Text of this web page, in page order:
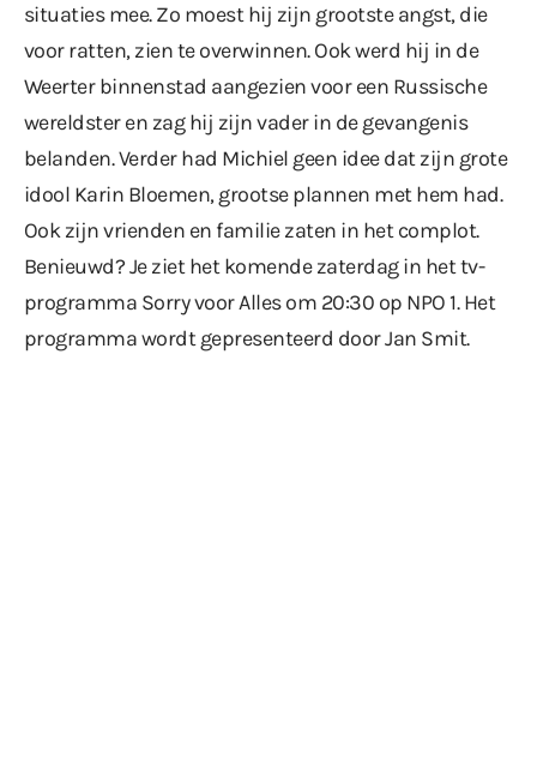
situaties mee. Zo moest hij zijn grootste angst, die
voor ratten, zien te overwinnen. Ook werd hij in de
Weerter binnenstad aangezien voor een Russische
wereldster en zag hij zijn vader in de gevangenis
belanden. Verder had Michiel geen idee dat zijn grote
idool Karin Bloemen, grootse plannen met hem had.
Ook zijn vrienden en familie zaten in het complot.
Benieuwd? Je ziet het komende zaterdag in het tv-
programma Sorry voor Alles om 20:30 op NPO 1. Het
programma wordt gepresenteerd door Jan Smit.